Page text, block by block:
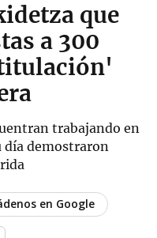
que
a 300
trabajando en
día demostraron
en Google